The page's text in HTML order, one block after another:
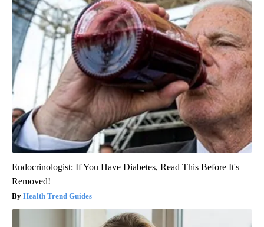
Endocrinologist: If You Have Diabetes, Read This Before It's
Removed!
Health Trend Guides